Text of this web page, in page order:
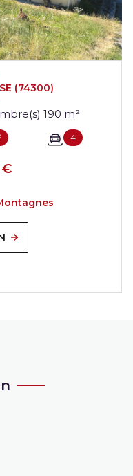
(74300)
Maison 5 pièce(s) 2 chambre(s) 190 m²
4
€